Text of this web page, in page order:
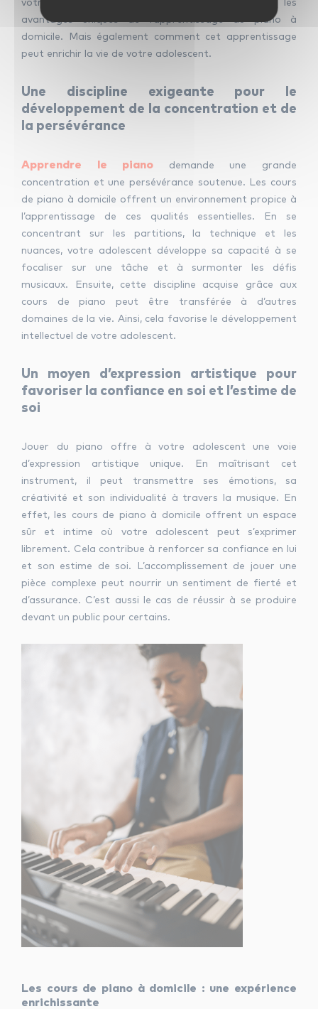
votre adolescent ? Alors explorons ensemble les
avantages uniques de l’apprentissage du piano à
domicile. Mais également comment cet apprentissage
peut enrichir la vie de votre adolescent.
Une discipline exigeante pour le
développement de la concentration et de
la persévérance
Apprendre le piano demande une grande
concentration et une persévérance soutenue. Les cours
de piano à domicile offrent un environnement propice à
l’apprentissage de ces qualités essentielles. En se
concentrant sur les partitions, la technique et les
nuances, votre adolescent développe sa capacité à se
focaliser sur une tâche et à surmonter les défis
musicaux. Ensuite, cette discipline acquise grâce aux
cours de piano peut être transférée à d’autres
domaines de la vie. Ainsi, cela favorise le développement
intellectuel de votre adolescent.
Un moyen d’expression artistique pour
favoriser la confiance en soi et l’estime de
soi
Jouer du piano offre à votre adolescent une voie
d’expression artistique unique. En maîtrisant cet
instrument, il peut transmettre ses émotions, sa
créativité et son individualité à travers la musique. En
effet, les cours de piano à domicile offrent un espace
sûr et intime où votre adolescent peut s’exprimer
librement. Cela contribue à renforcer sa confiance en lui
et son estime de soi. L’accomplissement de jouer une
pièce complexe peut nourrir un sentiment de fierté et
d’assurance. C’est aussi le cas de réussir à se produire
devant un public pour certains.
Les cours de piano à domicile : une expérience
enrichissante